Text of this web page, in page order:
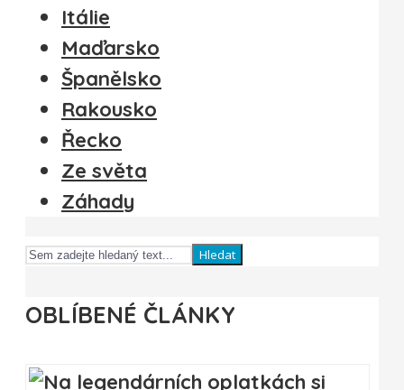
Itálie
Maďarsko
Španělsko
Rakousko
Řecko
Ze světa
Záhady
Hledat
OBLÍBENÉ ČLÁNKY